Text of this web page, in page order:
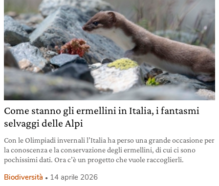
Come stanno gli ermellini in Italia, i fantasmi
selvaggi delle Alpi
Con le Olimpiadi invernali l’Italia ha perso una grande occasione per
la conoscenza e la conservazione degli ermellini, di cui ci sono
pochissimi dati. Ora c’è un progetto che vuole raccoglierli.
Biodiversità 14 aprile 2026